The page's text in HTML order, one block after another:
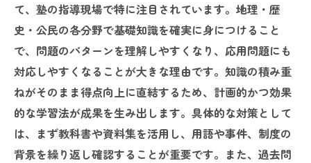
て、塾の指導現場で特に注目されています。地理・歴
史・公民の各分野で基礎知識を確実に身につけること
で、問題のパターンを理解しやすくなり、応用問題にも
対応しやすくなることが大きな理由です。知識の積み重
ねがそのまま得点向上に直結するため、計画的かつ効果
的な学習法が成果を生み出します。具体的な対策として
は、まず教科書や資料集を活用し、用語や事件、制度の
背景を繰り返し確認することが重要です。また、過去問